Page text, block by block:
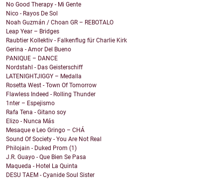
No Good Therapy - Mi Gente
Nico - Rayos De Sol
Noah Guzmán / Choan GR – REBOTALO
Leap Year – Bridges
Raubtier Kollektiv - Falkenflug für Charlie Kirk
Gerina - Amor Del Bueno
PANIQUE – DANCE
Nordstahl - Das Geisterschiff
LATENIGHTJIGGY – Medalla
Rosetta West - Town Of Tomorrow
Flawless Indeed - Rolling Thunder
1nter – Espejismo
Rafa Tena - Gitano soy
Elizo - Nunca Más
Mesaque e Leo Gringo – CHÁ
Sound Of Society - You Are Not Real
Philojain - Duked Prom (1)
J.R. Guayo - Que Bien Se Pasa
Maqueda - Hotel La Quinta
DESU TAEM - Cyanide Soul Sister